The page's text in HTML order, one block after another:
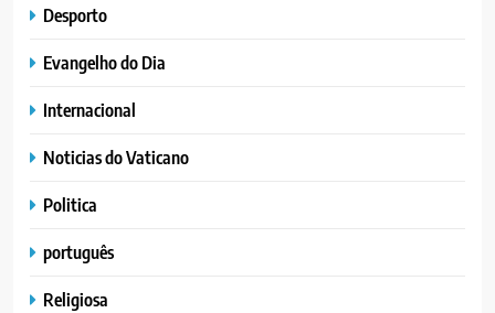
Desporto
Evangelho do Dia
Internacional
Noticias do Vaticano
Politica
português
Religiosa